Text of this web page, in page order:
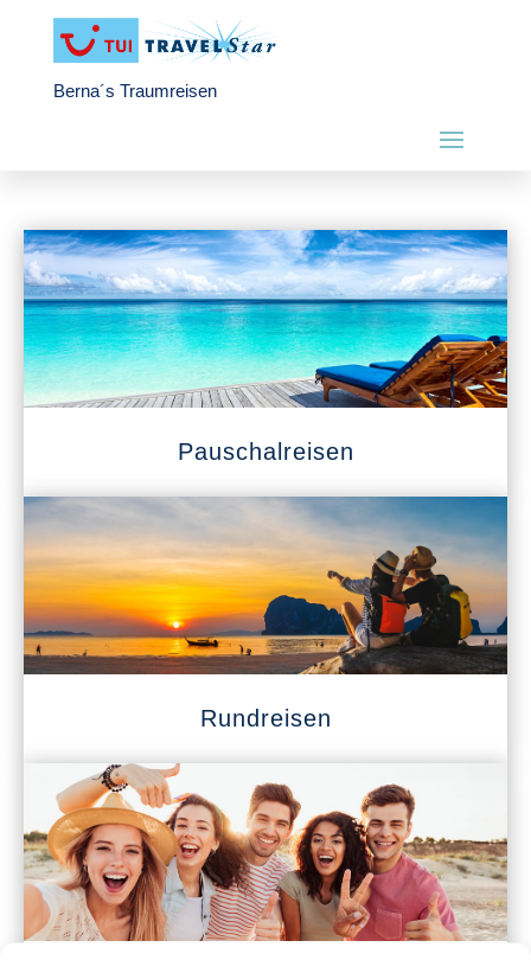
Berna´s Traumreisen
Pauschalreisen
Rundreisen